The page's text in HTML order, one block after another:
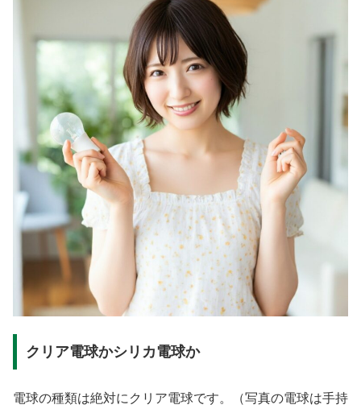
クリア電球かシリカ電球か
電球の種類は絶対にクリア電球です。（写真の電球は手持